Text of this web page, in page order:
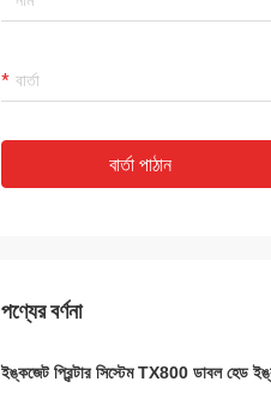
বার্তা পাঠান
পণ্যের বর্ণনা
ইঙ্কজেট প্রিন্টার সিস্টেম TX800 ডাবল হেড